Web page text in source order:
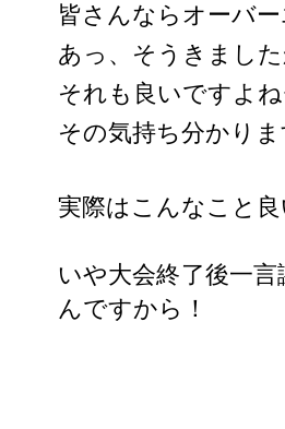
皆さんならオーバ
あっ、そうきまし
それも良いですよ
その気持ち分かり
実際はこんなこと
いや大会終了後一
んですから！